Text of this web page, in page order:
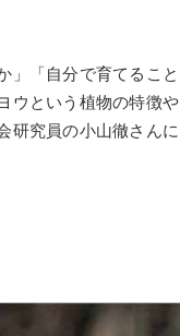
」「自分で育てること
ウという植物の特徴や
研究員の小山徹さんに